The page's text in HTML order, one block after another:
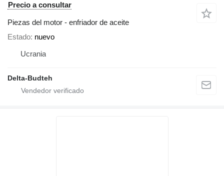
Precio a consultar
Piezas del motor - enfriador de aceite
Estado nuevo
Ucrania
Delta-Budteh